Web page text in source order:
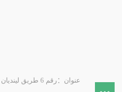
عنوان：رقم 6 طريق لينديان ، مدينة تانغشيا ، مدينة دونغغوان